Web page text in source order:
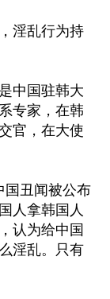
淫乱行为持
中国驻韩大
专家，在韩
官，在大使
国丑闻被公布
人拿韩国人
认为给中国
淫乱。只有